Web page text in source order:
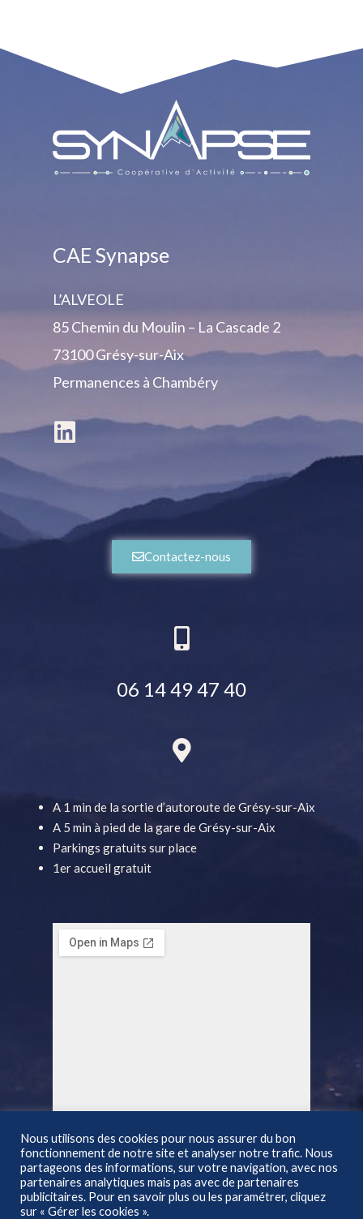
CAE Synapse
L’ALVEOLE
85 Chemin du Moulin – La Cascade 2
73100 Grésy-sur-Aix
Permanences à Chambéry
Contactez-nous
06 14 49 47 40
A 1 min de la sortie d’autoroute de Grésy-sur-Aix
A 5 min à pied de la gare de Grésy-sur-Aix
Parkings gratuits sur place
1er accueil gratuit
Nous utilisons des cookies pour nous assurer du bon
fonctionnement de notre site et analyser notre trafic. Nous
partageons des informations, sur votre navigation, avec nos
partenaires analytiques mais pas avec de partenaires
publicitaires. Pour en savoir plus ou les paramétrer, cliquez
sur « Gérer les cookies ».